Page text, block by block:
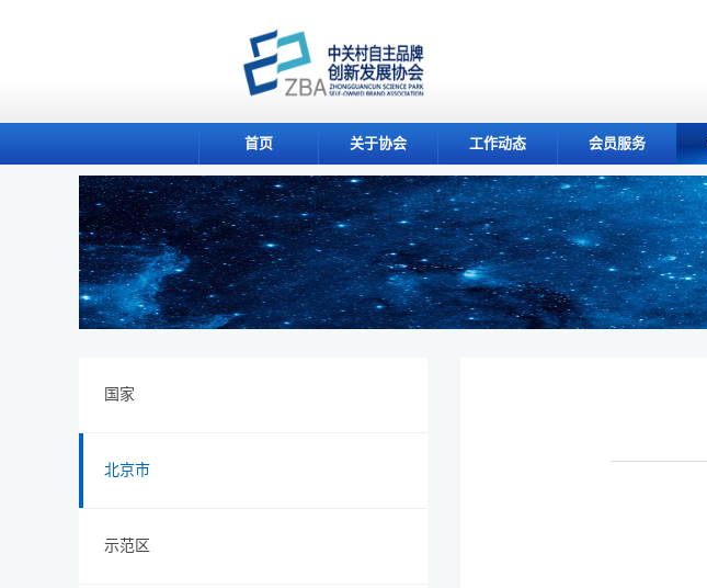
首页 关于协会 工作动态 会员服务
国家
北京市
示范区